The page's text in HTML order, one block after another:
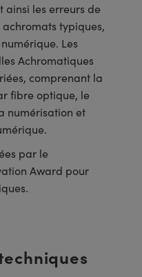
ainsi les erreurs de
achromats typiques,
Les
Achromatiques
comprenant la
fibre optique, le
numérisation et
par le
Award pour